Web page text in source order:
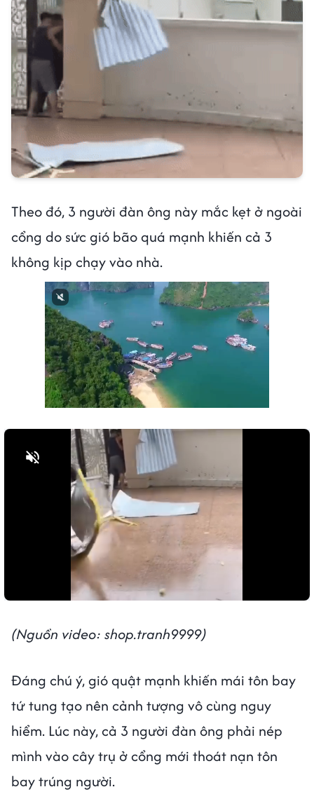
Theo đó, 3 người đàn ông này mắc kẹt ở ngoài
cổng do sức gió bão quá mạnh khiến cả 3
không kịp chạy vào nhà.
Bật tiếng
(Nguồn video: shop.tranh9999)
Đáng chú ý, gió quật mạnh khiến mái tôn bay
tứ tung tạo nên cảnh tượng vô cùng nguy
hiểm. Lúc này, cả 3 người đàn ông phải nép
mình vào cây trụ ở cổng mới thoát nạn tôn
bay trúng người.